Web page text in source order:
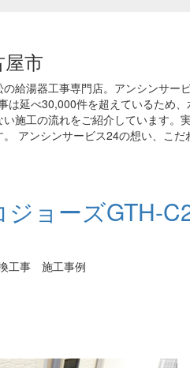
市
給湯器工事専門店。アンシンサー
延べ30,000件を超えているため
施工の流れをご紹介しています。
アンシンサービス24の想い、こ
ョーズGTH-
工事 施工事例